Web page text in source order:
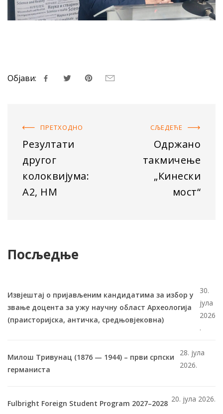
Објави:
ПРЕТХОДНO
Резултати
другог
колоквијума:
А2, НМ
СЉЕДЕЋE
Одржано
такмичење
„Кинески
мост“
Посљедње
Извјештај о пријављеним кандидатима за избор у
звање доцента за ужу научну област Археологија
(праисторијска, античка, средњовјековна)
30.
јула
2026
.
Милош Тривунац (1876 — 1944) – први српски
германиста
28. јула
2026.
Fulbright Foreign Student Program 2027–2028 20. јула 2026.